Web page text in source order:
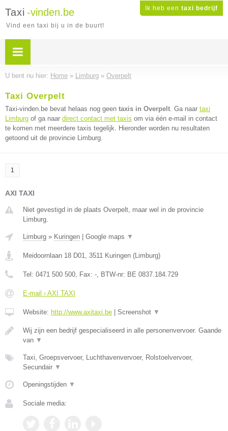
Ik heb een taxi bedrijf
Taxi -vinden.be
Vind een taxi bij u in de buurt!
U bent nu hier: Home » Limburg » Overpelt
Taxi Overpelt
Taxi-vinden.be bevat helaas nog geen taxis in Overpelt. Ga naar taxi
Limburg of ga naar direct contact met taxis om via één e-mail in contact
te komen met meerdere taxis tegelijk. Hieronder worden nu resultaten
getoond uit de provincie Limburg.
1
AXI TAXI
Niet gevestigd in de plaats Overpelt, maar wel in de provincie
Limburg.
Limburg » Kuringen Google maps ▼
Meidoornlaan 18 D01, 3511 Kuringen (Limburg)
Tel: 0471 500 500, Fax: -, BTW-nr: BE 0837.184.729
E-mail › AXI TAXI
Website: http://www.axitaxi.be Screenshot ▼
Wij zijn een bedrijf gespecialiseerd in alle personenvervoer. Gaande
van ▼
Taxi, Groepsvervoer, Luchthavenvervoer, Rolstoelvervoer,
Secundair ▼
Openingstijden ▼
Sociale media: